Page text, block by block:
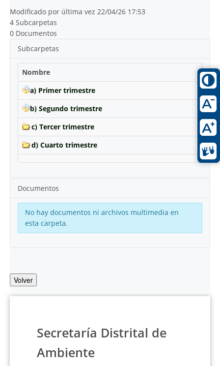
Modificado por última vez 22/04/26 17:53
4 Subcarpetas
0 Documentos
Subcarpetas
Nombre
a) Primer trimestre
b) Segundo trimestre
c) Tercer trimestre
d) Cuarto trimestre
Documentos
No hay documentos ni archivos multimedia en
esta carpeta.
Volver
Secretaría Distrital de
Ambiente